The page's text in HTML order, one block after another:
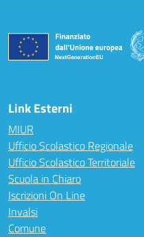
Link Esterni
MIUR
Ufficio Scolastico Regionale
Ufficio Scolastico Territoriale
Scuola in Chiaro
Iscrizioni On Line
Invalsi
Comune